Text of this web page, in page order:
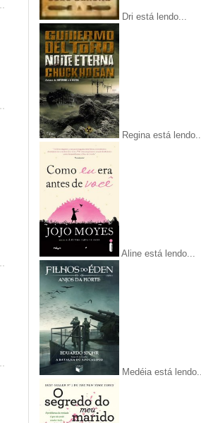
Dri está lendo...
Regina está lendo...
Aline está lendo...
Medéia está lendo...